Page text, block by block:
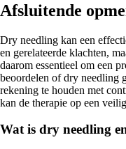
Afsluitende
Dry needling kan een
en gerelateerde klachten,
daarom essentieel om een
beoordelen of dry needling
rekening te houden met
kan de therapie op een
Wat is dry needling